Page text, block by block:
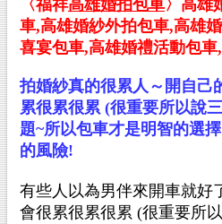
〈福祥高雄婚拍包車〉 高雄
車,高雄婚紗外拍包車,高雄
喜宴包車,高雄婚禮活動包車,
拍婚紗真的很累人～開自己
累很累很累 (很重要所以說
題~所以包車才是明智的選
的風險!
有些人以為男伴來開車就好
會很累很累很累 (很重要所